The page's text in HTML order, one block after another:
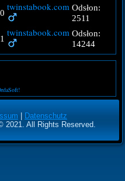
twinstabook.com Odsłon:
2511
twinstabook.com Odsłon:
14244
Datenschutz
All Rights Reserved.